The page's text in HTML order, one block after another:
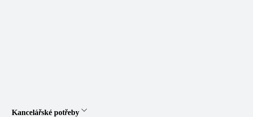
Kancelářské potřeby